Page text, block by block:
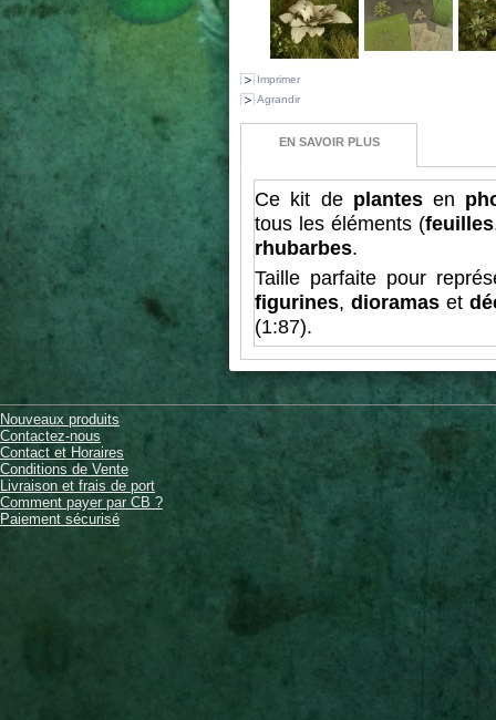
Imprimer
Agrandir
EN SAVOIR PLUS
Ce kit de plantes en
tous les éléments (feuilles
rhubarbes.
Taille parfaite pour
figurines,dioramas et
(1:87).
Nouveaux produits
Contactez-nous
Contact et Horaires
Conditions de Vente
Livraison et frais de port
Comment payer par CB ?
Paiement sécurisé